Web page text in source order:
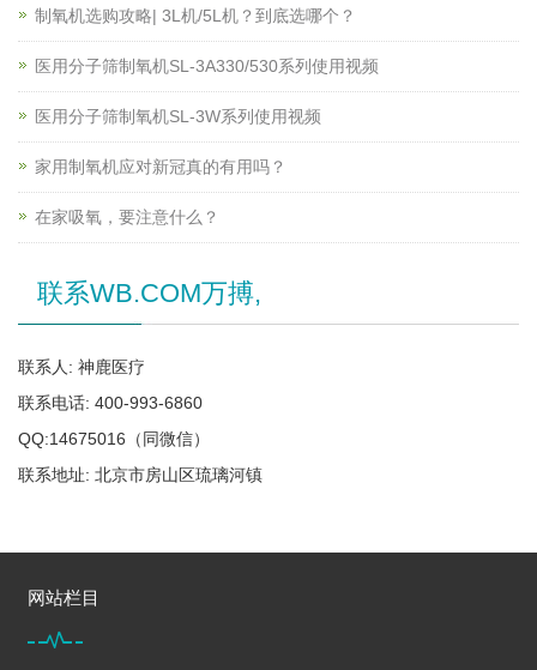
制氧机选购攻略| 3L机/5L机？到底选哪个？
医用分子筛制氧机SL-3A330/530系列使用视频
医用分子筛制氧机SL-3W系列使用视频
家用制氧机应对新冠真的有用吗？
在家吸氧，要注意什么？
联系WB.COM万搏,
联系人: 神鹿医疗
联系电话: 400-993-6860
QQ:14675016（同微信）
联系地址: 北京市房山区琉璃河镇
网站栏目